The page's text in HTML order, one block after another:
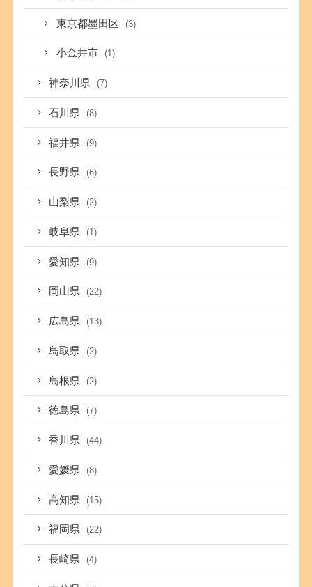
東京都墨田区 (3)
小金井市 (1)
神奈川県 (7)
石川県 (8)
福井県 (9)
長野県 (6)
山梨県 (2)
岐阜県 (1)
愛知県 (9)
岡山県 (22)
広島県 (13)
鳥取県 (2)
島根県 (2)
徳島県 (7)
香川県 (44)
愛媛県 (8)
高知県 (15)
福岡県 (22)
長崎県 (4)